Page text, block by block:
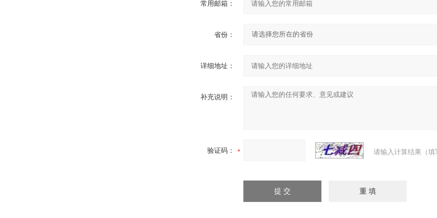
常用邮箱：
省份：
详细地址：
补充说明：
验证码： 请输入计算结果（